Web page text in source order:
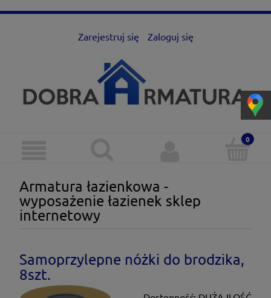
Zarejestruj się Zaloguj się
Armatura łazienkowa -
wyposażenie łazienek sklep
internetowy
Samoprzylepne nóżki do brodzika,
8szt.